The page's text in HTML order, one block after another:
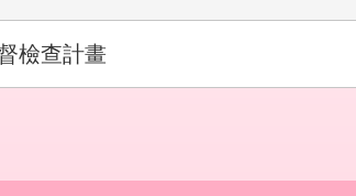
檢查計畫